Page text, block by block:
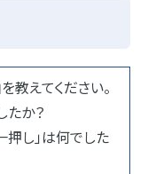
えてください。
たか？
押し」は何でした